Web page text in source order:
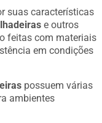
suas características
e outros
feitas com materiais
em condições
possuem várias
ambientes